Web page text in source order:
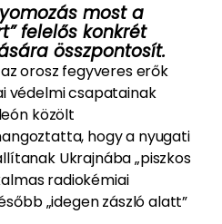
most a
felelős konkrét
összpontosít.
orosz fegyveres erők
védelmi csapatainak
közölt
hogy a nyugati
Ukrajnába „piszkos
radiokémiai
„idegen zászló alatt”